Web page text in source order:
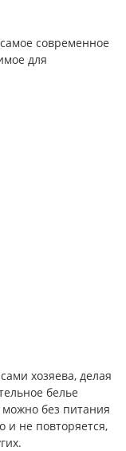
современное
для
хозяева, делая
белье
без питания
и не повторяется,